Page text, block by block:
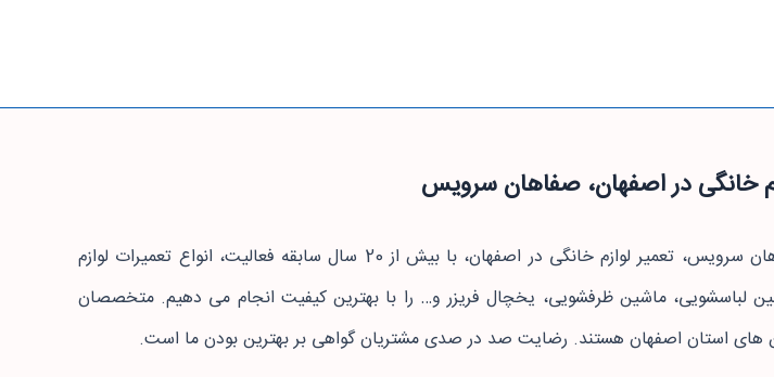
خانگی در اصفهان، صفاهان سرویس
ما در مجموعه صفاهان سرویس، تعمیر لوازم خانگی در اصفهان، با بیش از 20 سال سابقه فعالیت، انواع تعمیرات لوازم
لباسشویی، ماشین ظرفشویی، یخچال فریزر و… را با بهترین کیفیت انجام می دهیم. متخصصان
های استان اصفهان هستند. رضایت صد در صدی مشتریان گواهی بر بهترین بودن ما است.